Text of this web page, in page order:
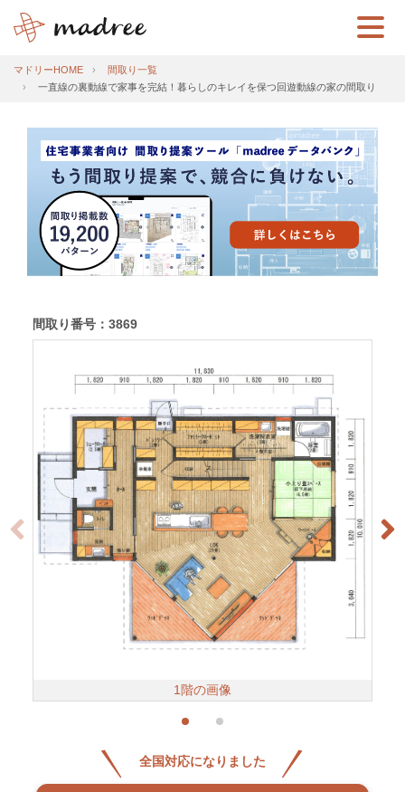
マドリーHOME
間取り一覧
一直線の裏動線で家事を完結！暮らしのキレイを保つ回遊動線の家の間取り
間取り番号：3869
1階の画像
全国対応になりました